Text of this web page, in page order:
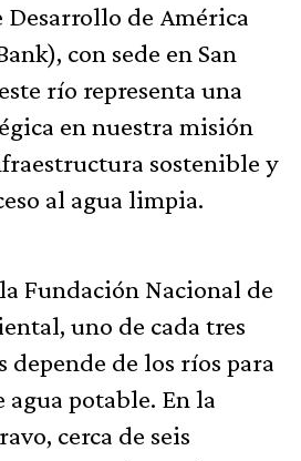
Desarrollo de América
con sede en San
río representa una
en nuestra misión
sostenible y
al agua limpia.
Fundación Nacional de
uno de cada tres
depende de los ríos para
potable. En la
cerca de seis